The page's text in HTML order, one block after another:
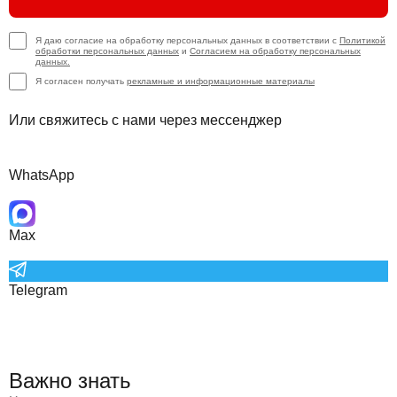
Я даю согласие на обработку персональных данных в соответствии с Политикой
обработки персональных данных и Согласием на обработку персональных
данных.
Я согласен получать рекламные и информационные материалы
Или свяжитесь с нами через мессенджер
WhatsApp
Max
Telegram
Важно знать